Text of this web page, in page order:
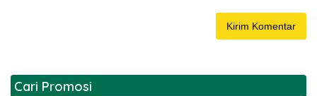
Cari Promosi